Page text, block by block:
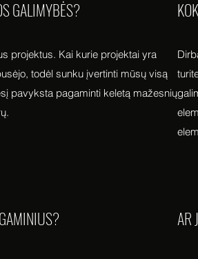
GALIMYBĖS?
projektus. Kai kurie projektai yra
todėl sunku įvertinti mūsų visą
pavyksta pagaminti keletą mažesnių
AR